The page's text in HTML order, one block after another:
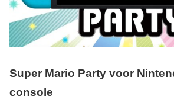
Super Mario Party voor
console